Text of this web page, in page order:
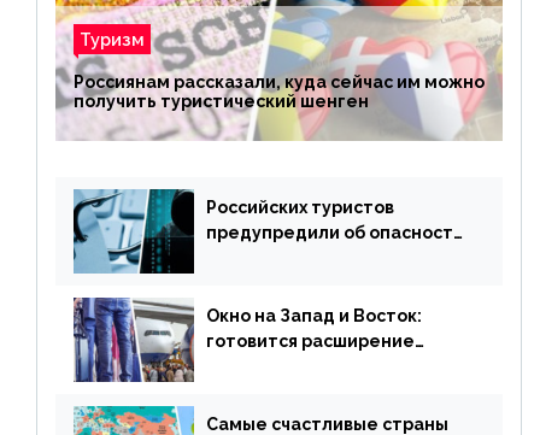
Туризм
Россиянам рассказали, куда сейчас им можно
получить туристический шенген
Российских туристов
предупредили об опасности
Окно на Запад и Восток:
готовится расширение
Самые счастливые страны